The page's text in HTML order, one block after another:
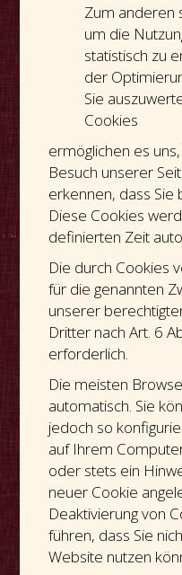
Zum anderen
um die
statistisch zu
der
Sie
Cookies
ermöglichen es
Besuch unserer
erkennen, dass Sie
Diese Cookies
definierten Zeit
Die durch Cookies
für die genannten
unserer
Dritter nach Art. 6
erforderlich.
Die meisten
automatisch. Sie
jedoch so
auf Ihrem
oder stets ein
neuer Cookie
Deaktivierung von
führen, dass Sie
Website nutzen